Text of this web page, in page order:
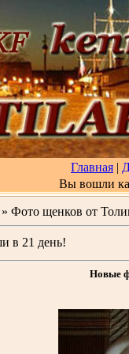
Главная |
Вы вошли
Фото щенков от
в 21 день!
Новые